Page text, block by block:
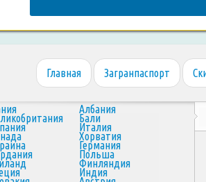
Главная Загранпаспорт
Албания
Бали
Италия
Хорватия
Германия
Польша
Финляндия
Индия